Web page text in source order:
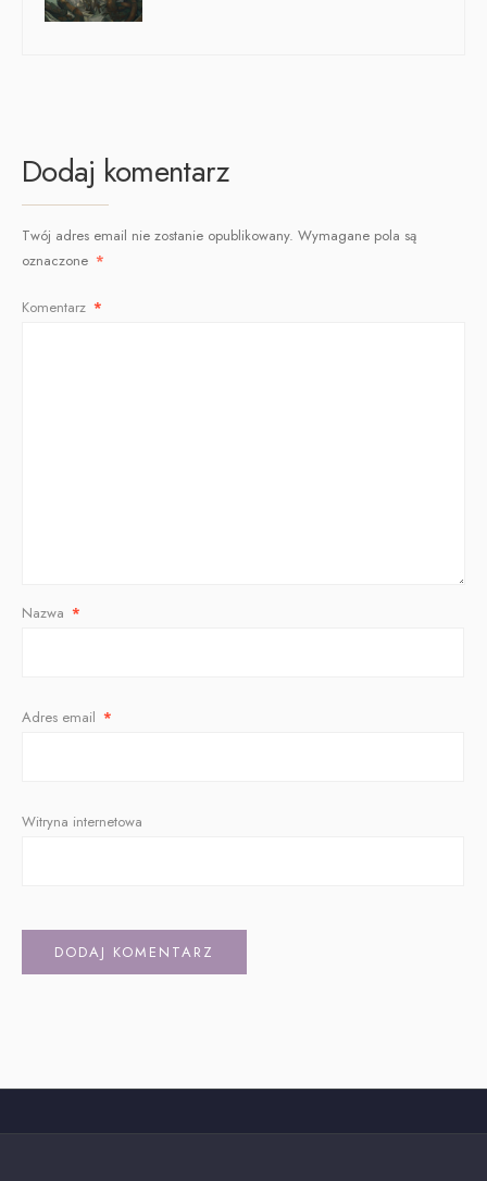
Dodaj komentarz
Twój adres email nie zostanie opublikowany. Wymagane pola są
oznaczone *
Komentarz *
Nazwa *
Adres email *
Witryna internetowa